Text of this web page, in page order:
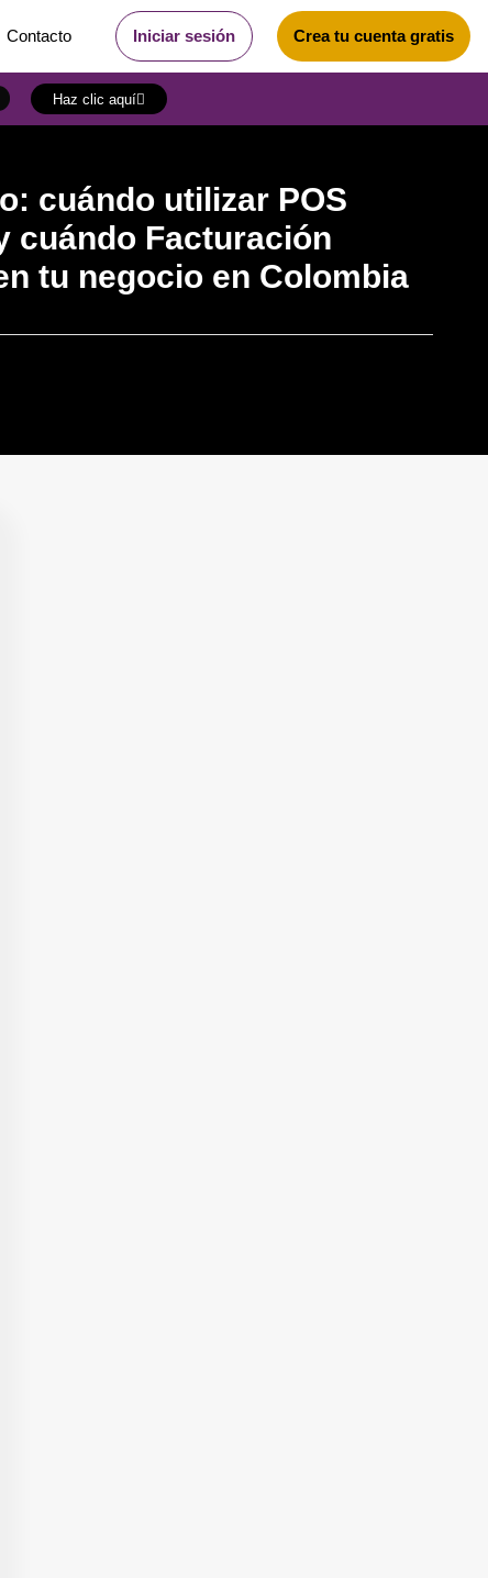
Contacto Iniciar sesión Crea tu cuenta gratis
Haz clic aquí
cuándo utilizar POS
cuándo Facturación
tu negocio en Colombia